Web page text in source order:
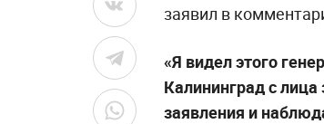
заявил в
«Я видел этого
Калининград с
заявления и